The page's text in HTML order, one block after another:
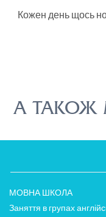
Кожен день щось
А ТАКОЖ
МОВНА ШКОЛА
Заняття в групах